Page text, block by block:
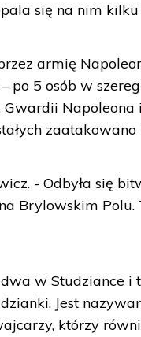
się na nim
armię
po 5 osób w
Gwardii
- Odbyła się
Brylowskim
w Studziance i
Jest
którzy